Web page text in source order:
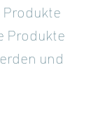
Produkte
Produkte
und